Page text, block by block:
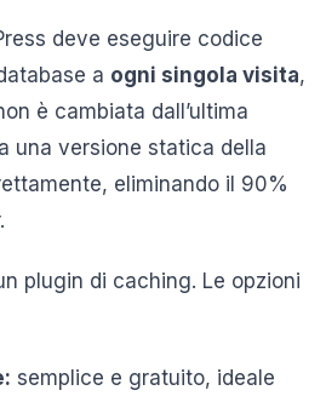
deve eseguire codice
a ogni singola visita,
è cambiata dall’ultima
una versione statica della
eliminando il 90%
plugin di caching. Le opzioni
semplice e gratuito, ideale